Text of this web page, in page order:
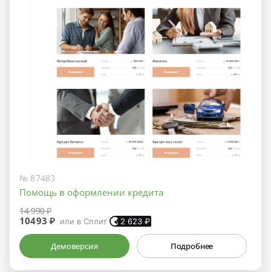
№ 87483
Помощь в оформлении кредита
14 990 ₽
10493 ₽ или в Сплит 2 623 ₽
Демоверсия Подробнее